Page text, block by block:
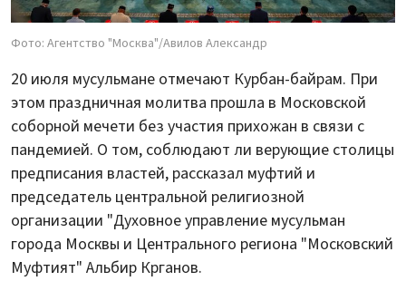
Фото: Агентство "Москва"/Авилов Александр
20 июля мусульмане отмечают Курбан-байрам. При
этом праздничная молитва прошла в Московской
соборной мечети без участия прихожан в связи с
пандемией. О том, соблюдают ли верующие столицы
предписания властей, рассказал муфтий и
председатель центральной религиозной
организации "Духовное управление мусульман
города Москвы и Центрального региона "Московский
Муфтият" Альбир Крганов.